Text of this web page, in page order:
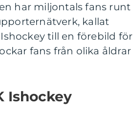
har miljontals fans runt
kallat
till en förebild för
fans från olika åldrar
Ishockey